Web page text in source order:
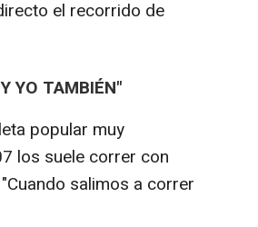
el recorrido de
YO TAMBIÉN"
popular muy
los suele correr con
salimos a correr